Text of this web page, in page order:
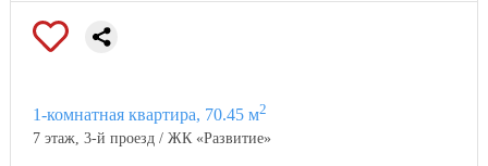
1-комнатная квартира, 70.45 м2
7 этаж, 3-й проезд / ЖК «Развитие»